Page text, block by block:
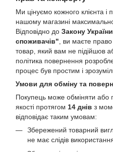
Ми цінуємо кожного клієнта і
нашому магазині
Відповідно до Закону
споживачів" , ви маєте
товар, який вам не підійшов
політика повернення
процес був простим і
Умови для обміну та
Покупець може обміняти або
якості протягом 14 днів з
відповідає таким умовам:
Збережений товарний
не має слідів